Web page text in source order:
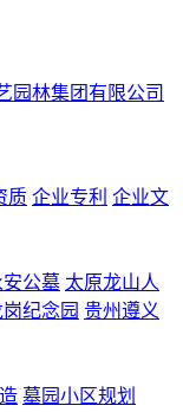
质 企业专利 企业文
公墓 太原龙山人
纪念园 贵州遵义
墓园小区规划